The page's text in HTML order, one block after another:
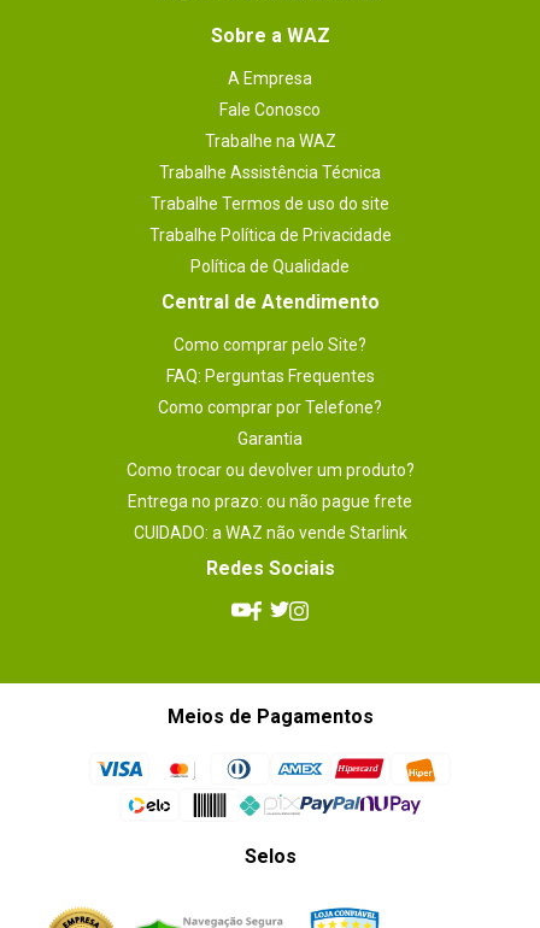
Sobre a WAZ
A Empresa
Fale Conosco
Trabalhe na WAZ
Trabalhe Assistência Técnica
Trabalhe Termos de uso do site
Trabalhe Política de Privacidade
Política de Qualidade
Central de Atendimento
Como comprar pelo Site?
FAQ: Perguntas Frequentes
Como comprar por Telefone?
Garantia
Como trocar ou devolver um produto?
Entrega no prazo: ou não pague frete
CUIDADO: a WAZ não vende Starlink
Redes Sociais
Meios de Pagamentos
Selos